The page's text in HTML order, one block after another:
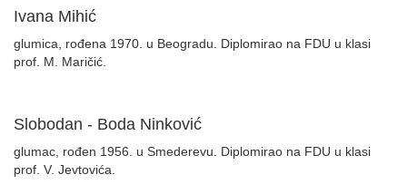
Ivana Mihić
glumica, rođena 1970. u Beogradu. Diplomirao na FDU u klasi
prof. M. Maričić.
Slobodan - Boda Ninković
glumac, rođen 1956. u Smederevu. Diplomirao na FDU u klasi
prof. V. Jevtovića.